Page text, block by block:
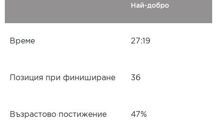
Най-добро
Време 27:19
Позиция при финиширане 36
Възрастово постижение 47%